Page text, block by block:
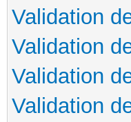
Validation
Validation
Validation
Validation